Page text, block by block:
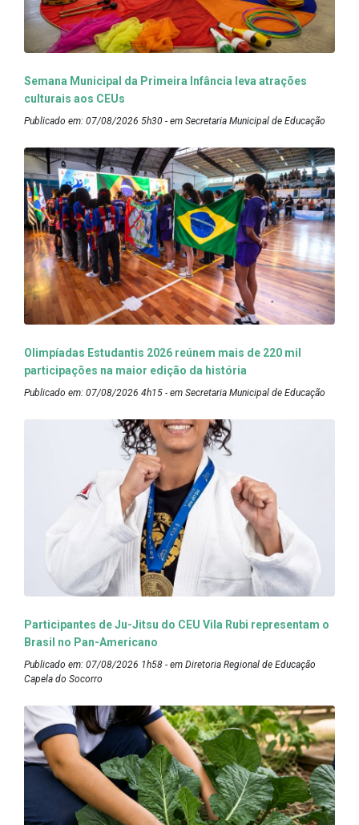
Semana Municipal da Primeira Infância leva atrações
culturais aos CEUs
Publicado em: 07/08/2026 5h30 - em Secretaria Municipal de Educação
Olimpíadas Estudantis 2026 reúnem mais de 220 mil
participações na maior edição da história
Publicado em: 07/08/2026 4h15 - em Secretaria Municipal de Educação
Participantes de Ju-Jitsu do CEU Vila Rubi representam o
Brasil no Pan-Americano
Publicado em: 07/08/2026 1h58 - em Diretoria Regional de Educação
Capela do Socorro